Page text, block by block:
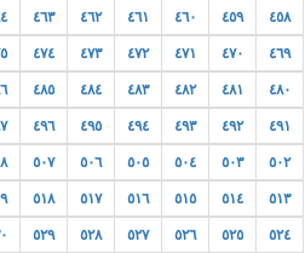
٤٥٨ ٤٥٩ ٤٦٠ ٤٦١ ٤٦٢ ٤٦٣
٤٦٩ ٤٧٠ ٤٧١ ٤٧٢ ٤٧٣ ٤٧٤
٤٨٠ ٤٨١ ٤٨٢ ٤٨٣ ٤٨٤ ٤٨٥
٤٩١ ٤٩٢ ٤٩٣ ٤٩٤ ٤٩٥ ٤٩٦
٥٠٢ ٥٠٣ ٥٠٤ ٥٠٥ ٥٠٦ ٥٠٧
٥١٣ ٥١٤ ٥١٥ ٥١٦ ٥١٧ ٥١٨
٥٢٤ ٥٢٥ ٥٢٦ ٥٢٧ ٥٢٨ ٥٢٩